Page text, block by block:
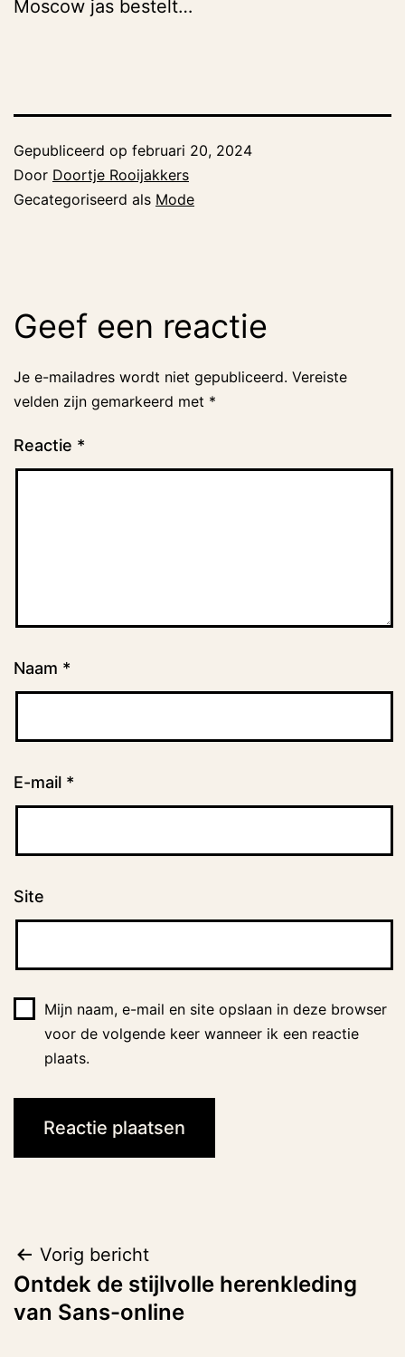
Moscow jas bestelt…
Gepubliceerd op februari 20, 2024
Door Doortje Rooijakkers
Gecategoriseerd als Mode
Geef een reactie
Je e-mailadres wordt niet gepubliceerd. Vereiste
velden zijn gemarkeerd met *
Reactie *
Naam *
E-mail *
Site
Mijn naam, e-mail en site opslaan in deze browser
voor de volgende keer wanneer ik een reactie
plaats.
Bericht
navigatie
Vorig bericht
Ontdek de stijlvolle herenkleding
van Sans-online